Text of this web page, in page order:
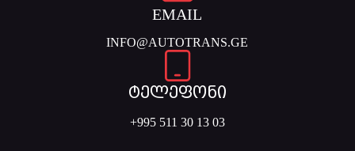
EMAIL
INFO@AUTOTRANS.GE
ტელეფონი
+995 511 30 13 03